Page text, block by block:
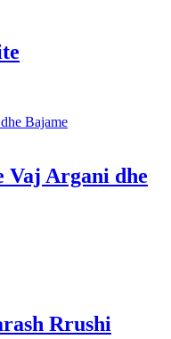
Vaj Argani dhe
Rrushi